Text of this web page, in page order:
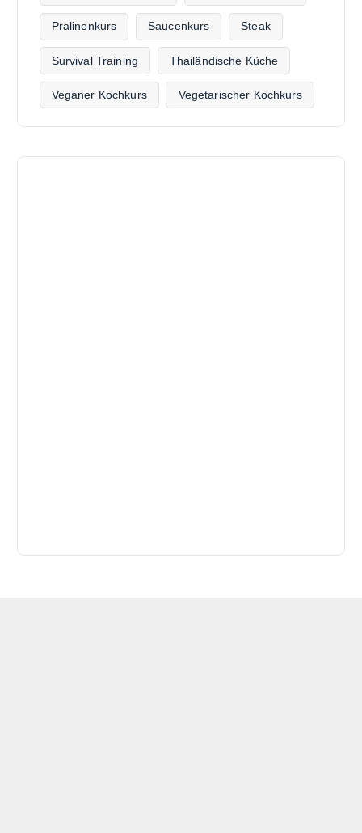
Pralinenkurs Saucenkurs Steak
Survival Training Thailändische Küche
Veganer Kochkurs Vegetarischer Kochkurs